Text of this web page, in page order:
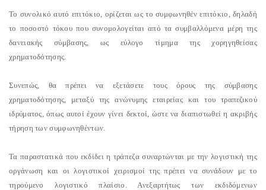
Το συνολικό αυτό επιτόκιο, ορίζεται ως το συμφωνηθέν επιτόκιο, δηλαδή
το ποσοστό τόκου που συνομολογείται από τα συμβαλλόμενα μέρη της
δανειακής σύμβασης, ως εύλογο τίμημα της χορηγηθείσας
χρηματοδότησης.
Συνεπώς, θα πρέπει να εξετάσετε τους όρους της σύμβασης
χρηματοδότησης, μεταξύ της ανώνυμης εταιρείας και του τραπεζικού
ιδρύματος, όπως αυτοί έχουν γίνει δεκτοί, ώστε να διαπιστωθεί η ακριβής
τήρηση των συμφωνηθέντων.
Τα παραστατικά που εκδίδει η τράπεζα συναρτώνται με την λογιστική της
οργάνωση και οι λογιστικοί χειρισμοί της πρέπει να συνάδουν με το
τηρούμενο λογιστικό πλαίσιο. Ανεξαρτήτως των εκδιδόμενων